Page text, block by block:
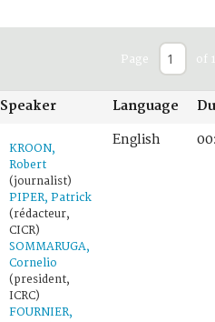
Page of
Speaker Language
KROON,
Robert
(journalist)
PIPER, Patrick
(rédacteur,
CICR)
SOMMARUGA,
Cornelio
(president,
ICRC)
FOURNIER,
English